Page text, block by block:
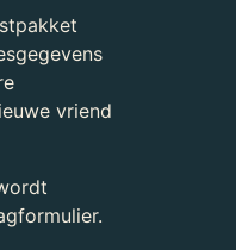
vriend